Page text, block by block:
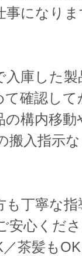
事になり
入庫した製
て確認して
の構内移動
搬入指示
も丁寧な指
安心くだ
／茶髪も